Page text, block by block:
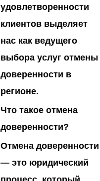
удовлетворенности
клиентов выделяет
нас как ведущего
выбора услуг отмены
доверенности в
регионе.
Что такое отмена
доверенности?
Отмена доверенности
— это юридический